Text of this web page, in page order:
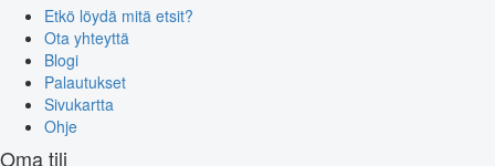
Etkö löydä mitä etsit?
Ota yhteyttä
Blogi
Palautukset
Sivukartta
Ohje
Oma tili